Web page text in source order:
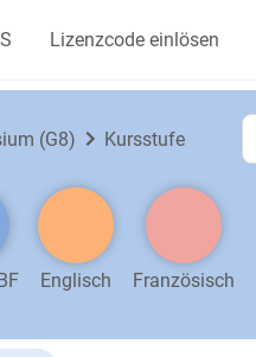
Lizenzcode einlösen
(G8) Kursstufe
Englisch Französisch